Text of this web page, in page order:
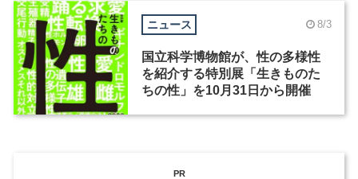
ニュース 8/3
国立科学博物館が、性の多様性
を紹介する特別展「生きものた
ちの性」を10月31日から開催
PR